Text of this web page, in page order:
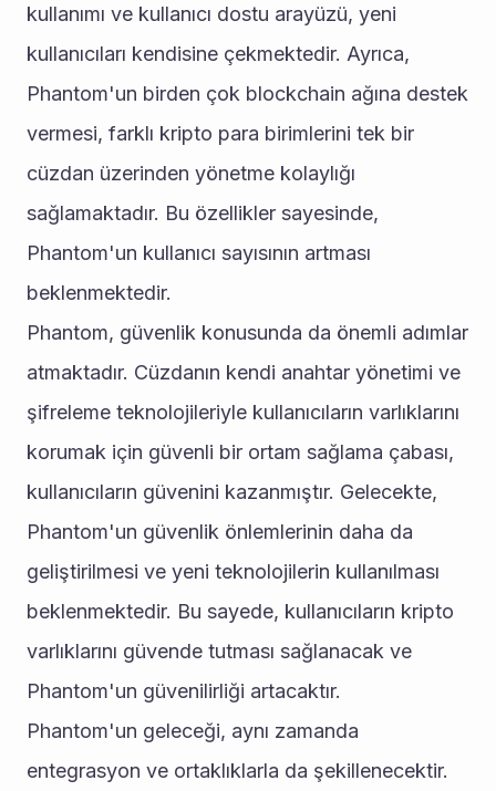
kullanımı ve kullanıcı dostu arayüzü, yeni
kullanıcıları kendisine çekmektedir. Ayrıca,
Phantom'un birden çok blockchain ağına destek
vermesi, farklı kripto para birimlerini tek bir
cüzdan üzerinden yönetme kolaylığı
sağlamaktadır. Bu özellikler sayesinde,
Phantom'un kullanıcı sayısının artması
beklenmektedir.
Phantom, güvenlik konusunda da önemli adımlar
atmaktadır. Cüzdanın kendi anahtar yönetimi ve
şifreleme teknolojileriyle kullanıcıların varlıklarını
korumak için güvenli bir ortam sağlama çabası,
kullanıcıların güvenini kazanmıştır. Gelecekte,
Phantom'un güvenlik önlemlerinin daha da
geliştirilmesi ve yeni teknolojilerin kullanılması
beklenmektedir. Bu sayede, kullanıcıların kripto
varlıklarını güvende tutması sağlanacak ve
Phantom'un güvenilirliği artacaktır.
Phantom'un geleceği, aynı zamanda
entegrasyon ve ortaklıklarla da şekillenecektir.